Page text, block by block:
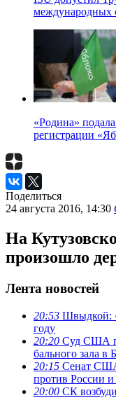
международных
«Родина»
регистрации
Поделиться
24 августа 2016, 14:30
На
произошло
Лента новостей
20:53 Швыдкой:
году
20:20 Суд США
бального зала в
20:15 Сенат США
против России
20:00 СК